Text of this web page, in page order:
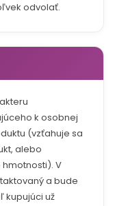
odvolať.
k osobnej
(vzťahuje sa
alebo
V
a bude
kupujúci už